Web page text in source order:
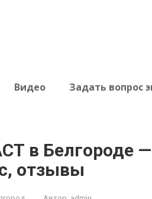
Видео Задать вопрос
в Белгороде
отзывы